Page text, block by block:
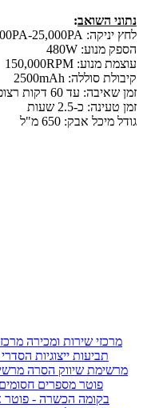
נתוני השואב:
לחץ יניקה: 8,500PA-25,000PA
הספק מנוע: 480W
עוצמת מנוע: 150,000RPM
קיבולת סוללה: 2500mAh
זמן שאיבה: עד 60 דקות רצופות
זמן טעינה: כ-2.5 שעות
גודל מיכל אבק: 650 מ"ל
מרכזי שירות ומכירה
תביעות ייצוגיות הסדרי
מרשימת שיווק הסרה
פוטר מספרים
בקומה הכשרה - פוטר